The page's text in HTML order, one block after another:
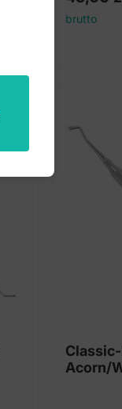
brutto
Acorn/